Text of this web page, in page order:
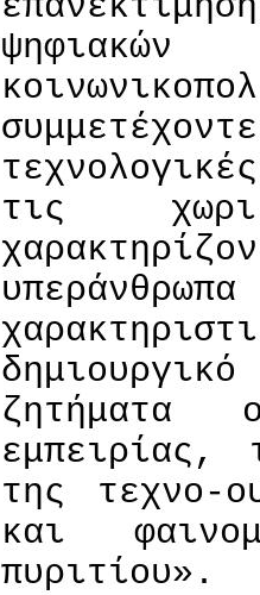
τις
ζητήματα
εμπειρίας,
της τεχνο-
και
πυριτίου».